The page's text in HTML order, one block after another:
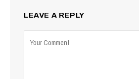
LEAVE A REPLY